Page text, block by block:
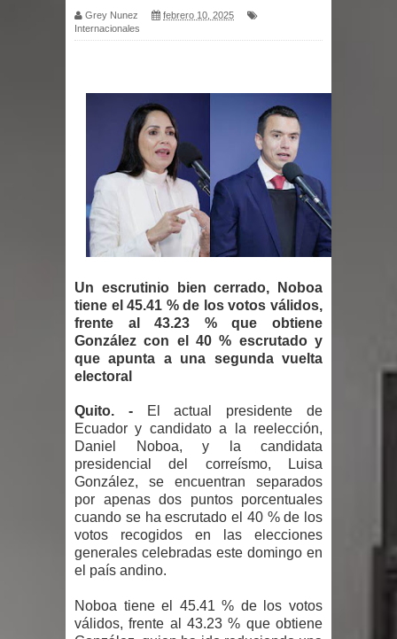
por un delicado problema cardíaco
dominicanos a unirse para sacar al
PRM del Gobierno
Tres detenidos tras detectarse una
presunta estafa contra el
Ayuntamiento de Santiago
PRM votará “por aclamación” a sus
nuevas autoridades
El expresidente peruano Ollanta
Humala queda en libertad tras la
anulación de condena de 15 años por
lavado
DIGEIG y Liga Municipal Dominicana
impulsan nuevas metas de
municipal
Grey Nunez
febrero 10, 2025
Internacionales
Un escrutinio bien cerrado, Noboa
tiene el 45.41 % de los votos válidos,
frente al 43.23 % que obtiene
González con el 40 % escrutado y
que apunta a una segunda vuelta
electoral
Quito. -El actual presidente de
Ecuador y candidato a la reelección,
Daniel Noboa, y la candidata
presidencial del correísmo, Luisa
González, se encuentran separados
por apenas dos puntos porcentuales
cuando se ha escrutado el 40 % de los
votos recogidos en las elecciones
generales celebradas este domingo en
el país andino.
Noboa tiene el 45.41 % de los votos
válidos, frente al 43.23 % que obtiene